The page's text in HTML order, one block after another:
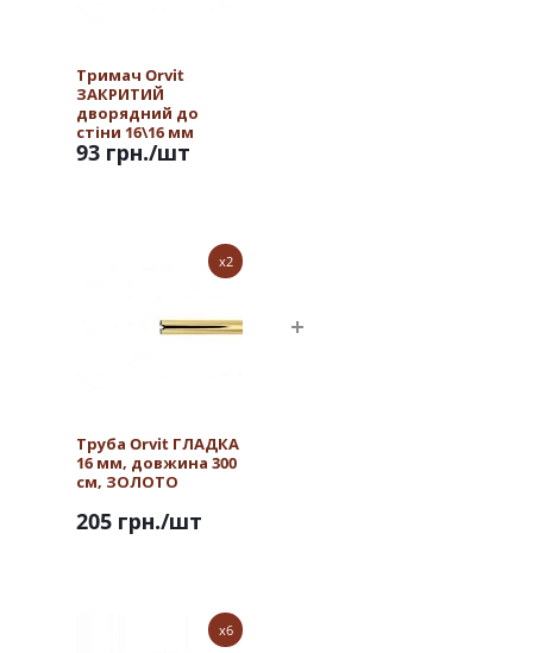
Тримач Orvit
ЗАКРИТИЙ
дворядний до
стіни 16\16 мм
ЗОЛОТО
93 грн./шт
x2
Труба Orvit ГЛАДКА
16 мм, довжина 300
см, ЗОЛОТО
205 грн./шт
x6